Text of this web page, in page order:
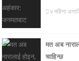
४ महिना
मत अब
चाहिन्छ